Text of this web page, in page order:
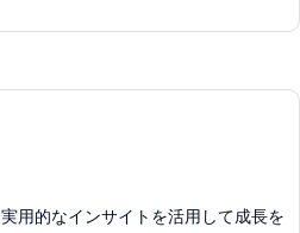
用的なインサイトを活用して成長を